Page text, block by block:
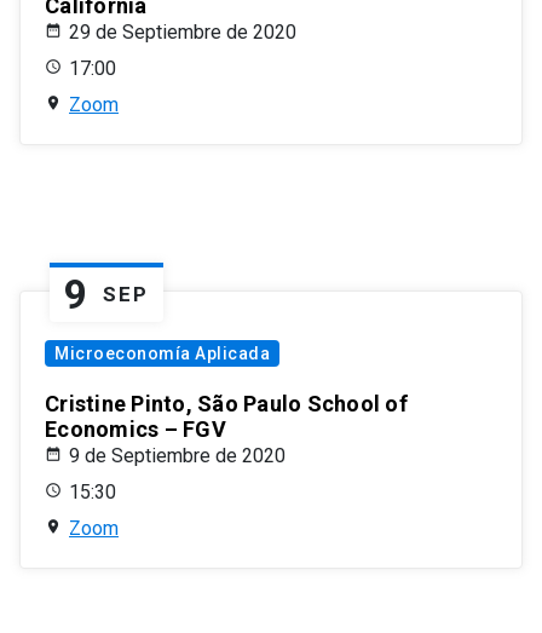
California
29 de Septiembre de 2020
17:00
Zoom
9 SEP
Microeconomía Aplicada
Cristine Pinto, São Paulo School of
Economics – FGV
9 de Septiembre de 2020
15:30
Zoom